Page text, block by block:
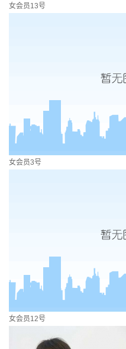
女会员13号
女会员3号
女会员12号